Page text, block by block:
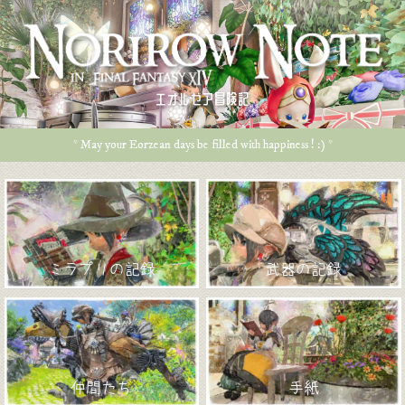
エオルゼア冒険記
* May your Eorzean days be filled with happiness ! :) *
ミラプリの記録 武器の記録
仲間たち 手紙